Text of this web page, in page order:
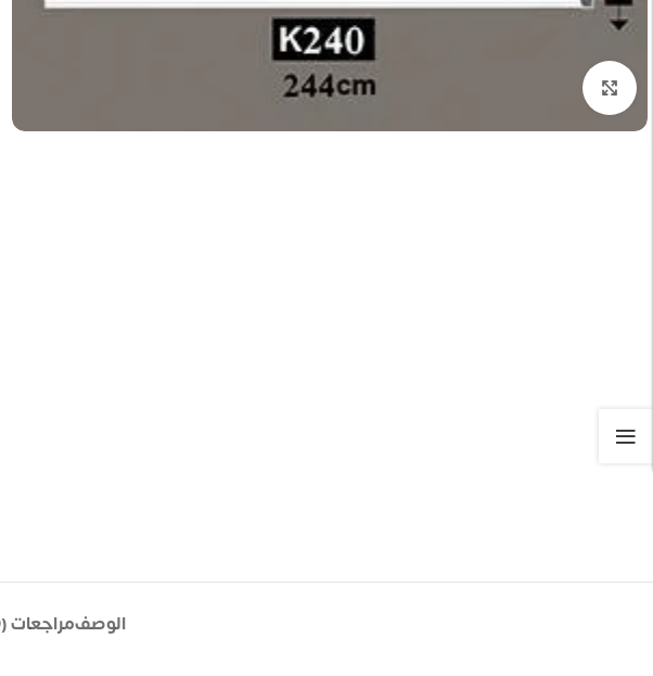
الوصفمراجعات (0)